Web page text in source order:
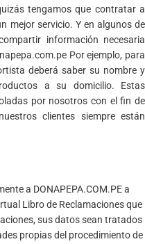
tengamos que contratar a
mejor servicio. Y en algunos de
información necesaria
Por ejemplo, para
deberá saber su nombre y
a su domicilio. Estas
por nosotros con el fin de
clientes siempre están
a DONAPEPA.COM.PE a
Libro de Reclamaciones que
, sus datos sean tratados
propias del procedimiento de